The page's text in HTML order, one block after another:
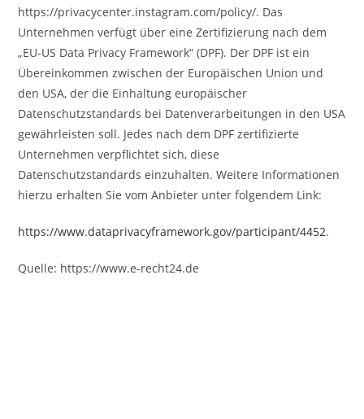
https://privacycenter.instagram.com/policy/. Das
Unternehmen verfügt über eine Zertifizierung nach dem
„EU-US Data Privacy Framework“ (DPF). Der DPF ist ein
Übereinkommen zwischen der Europäischen Union und
den USA, der die Einhaltung europäischer
Datenschutzstandards bei Datenverarbeitungen in den USA
gewährleisten soll. Jedes nach dem DPF zertifizierte
Unternehmen verpflichtet sich, diese
Datenschutzstandards einzuhalten. Weitere Informationen
hierzu erhalten Sie vom Anbieter unter folgendem Link:
https://www.dataprivacyframework.gov/participant/4452.
Quelle: https://www.e-recht24.de